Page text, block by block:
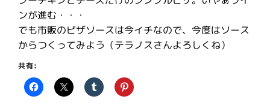
ンが進む・・・
でも市販のピザソースは今イチなので、今度はソース
からつくってみよう（テラノスさんよろしくね）
共有: